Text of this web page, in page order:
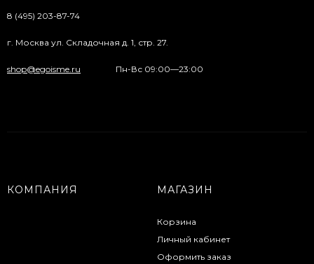
8 (495) 203-87-74
г. Москва ул. Складочная д. 1, стр. 27.
shop@egoisme.ru Пн-Вс 09:00—23:00
КОМПАНИЯ МАГАЗИН
Корзина
Личный кабинет
Оформить заказ